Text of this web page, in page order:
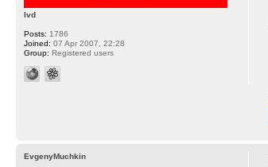
lvd
Posts: 1786
Joined: 07 Apr 2007, 22:28
Group: Registered users
EvgenyMuchkin